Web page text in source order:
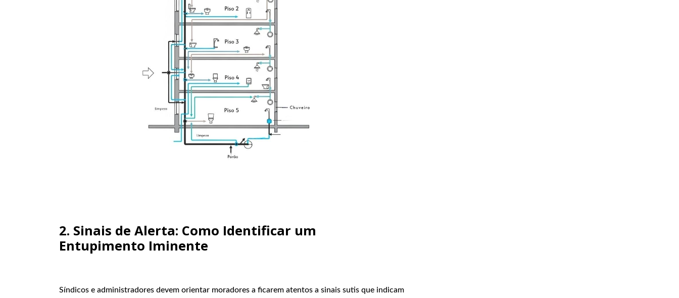
2. Sinais de Alerta: Como Identificar um
Entupimento Iminente
Síndicos e administradores devem orientar moradores a ficarem atentos a sinais sutis que indicam